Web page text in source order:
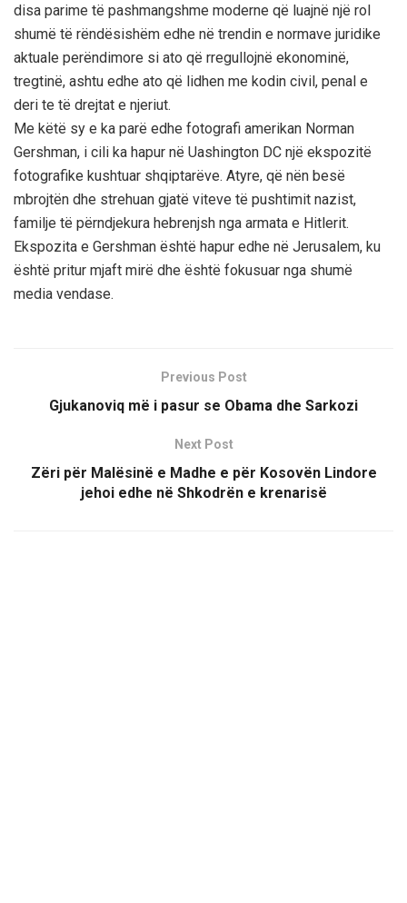
disa parime të pashmangshme moderne që luajnë një rol
shumë të rëndësishëm edhe në trendin e normave juridike
aktuale perëndimore si ato që rregullojnë ekonominë,
tregtinë, ashtu edhe ato që lidhen me kodin civil, penal e
deri te të drejtat e njeriut.
Me këtë sy e ka parë edhe fotografi amerikan Norman
Gershman, i cili ka hapur në Uashington DC një ekspozitë
fotografike kushtuar shqiptarëve. Atyre, që nën besë
mbrojtën dhe strehuan gjatë viteve të pushtimit nazist,
familje të përndjekura hebrenjsh nga armata e Hitlerit.
Ekspozita e Gershman është hapur edhe në Jerusalem, ku
është pritur mjaft mirë dhe është fokusuar nga shumë
media vendase.
Previous Post
Gjukanoviq më i pasur se Obama dhe Sarkozi
Next Post
Zëri për Malësinë e Madhe e për Kosovën Lindore
jehoi edhe në Shkodrën e krenarisë